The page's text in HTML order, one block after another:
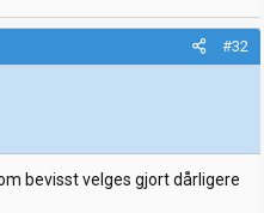
#32
bevisst velges gjort dårligere